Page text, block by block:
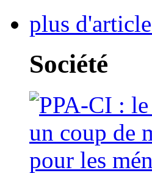
plus
Société